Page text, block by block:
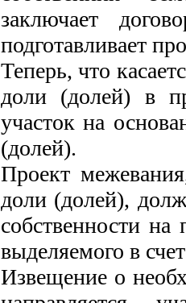
заключает
подготавливает
Теперь, что
доли (долей) в
участок на
(долей).
Проект
доли (долей),
собственности
выделяемого в
Извещение о